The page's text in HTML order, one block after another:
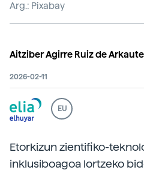
Arg.: Pixabay
Aitziber Agirre Ruiz de Arkaute
2026-02-11
EU
Etorkizun zientifiko-
inklusiboagoa lortzeko